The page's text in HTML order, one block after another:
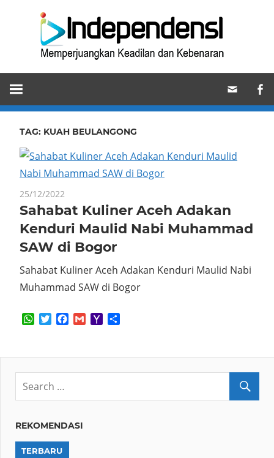
Memperjuangkan
Keadilan
dan
Kebenaran
TAG: KUAH BEULANGONG
25/12/2022
Sahabat Kuliner Aceh Adakan
Kenduri Maulid Nabi Muhammad
SAW di Bogor
Sahabat Kuliner Aceh Adakan Kenduri Maulid Nabi
Muhammad SAW di Bogor
WhatsApp
TwitterFacebook
GmailYahoo
REKOMENDASI
TERBARU